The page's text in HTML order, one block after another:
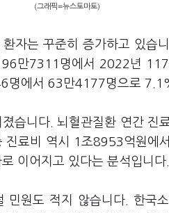
(그래픽=뉴스토마토)
환자는 꾸준히 증가하고 있습
만7311명에서 2022년
명에서 63만4177명으로
졌습니다. 뇌혈관질환 연간
진료비 역시 1조8953억원에
이어지고 있다는 분석입니다.
민원도 적지 않습니다. 한국